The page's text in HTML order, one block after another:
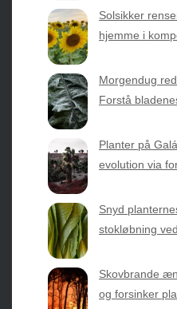
Solsikker
hjemme i
Morgendug
Forstå
Planter på
evolution via
Snyd
stokløbning
Skovbrande
og forsinker
sæsonens grønne glæder.
2026 © Web Atelier ApS
Privatlivspolitik & Cookies
Kontakt Os
Om os